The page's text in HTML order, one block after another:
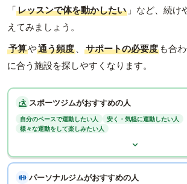
「レッスンで体を動かしたい 」など、続け
えてみましょう。
予算や通う頻度 、 サポートの必要度 も合
に合う施設を探しやすくなります。
スポーツジムがおすすめの人
自分のペースで運動したい人
安く・気軽に運動したい人
様々な運動をして楽しみたい人
パーソナルジムがおすすめの人